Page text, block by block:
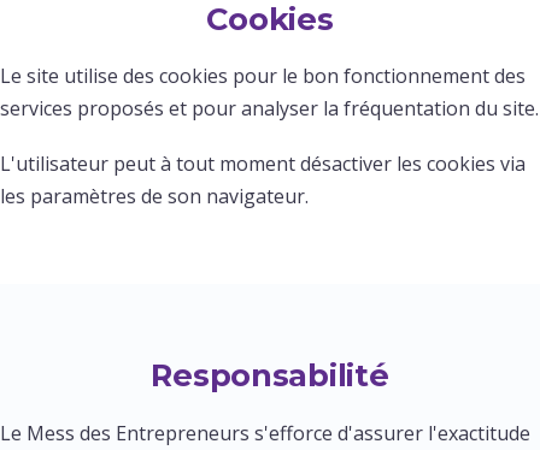
Cookies
Le site utilise des cookies pour le bon fonctionnement des
services proposés et pour analyser la fréquentation du site.
L'utilisateur peut à tout moment désactiver les cookies via
les paramètres de son navigateur.
Responsabilité
Le Mess des Entrepreneurs s'efforce d'assurer l'exactitude